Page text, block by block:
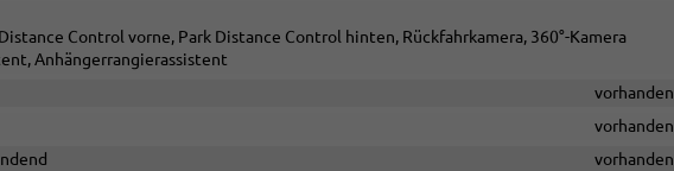
Control vorne, Park Distance Control hinten, Rückfahrkamera, 360°-Kamera
Anhängerrangierassistent
vorhanden
vorhanden
vorhanden